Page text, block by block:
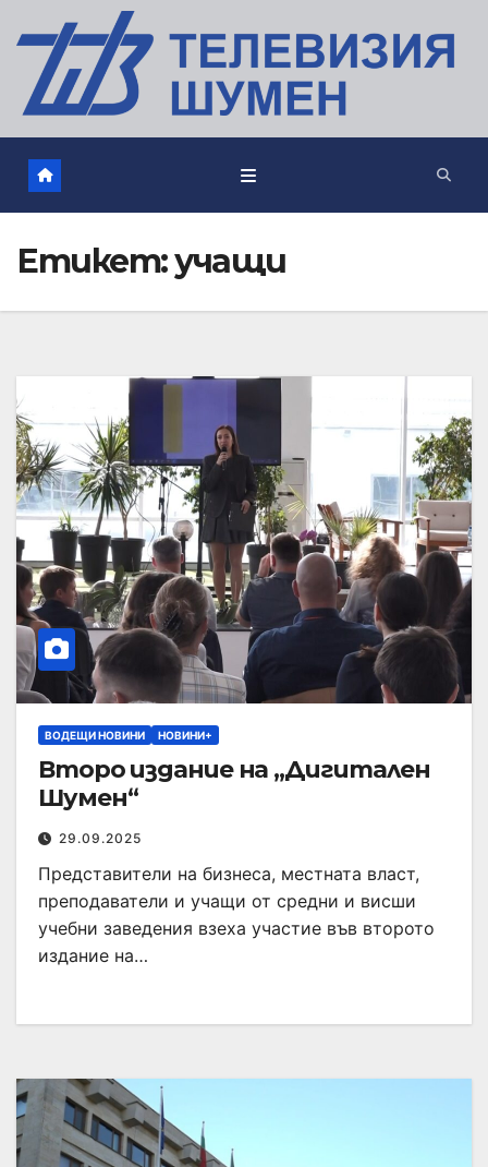
Етикет:учащи
ВОДЕЩИ НОВИНИ НОВИНИ+
Второ издание на „Дигитален
Шумен“
29.09.2025
Представители на бизнеса, местната власт,
преподаватели и учащи от средни и висши
учебни заведения взеха участие във второто
издание на…